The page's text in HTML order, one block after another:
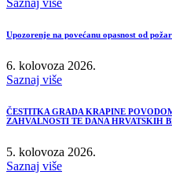
Upozorenje na povećanu opasnost od
6. kolovoza 2026.
Saznaj više
ČESTITKA GRADA KRAPINE
ZAHVALNOSTI TE DANA HRVATSKIH
5. kolovoza 2026.
Saznaj više